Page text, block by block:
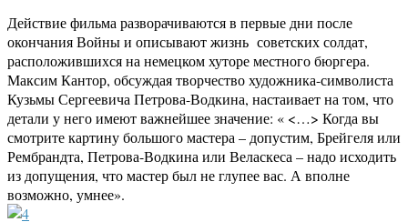
Действие фильма разворачиваются в первые дни после
окончания Войны и описывают жизнь советских солдат,
расположившихся на немецком хуторе местного бюргера.
Максим Кантор, обсуждая творчество художника-символиста
Кузьмы Сергеевича Петрова-Водкина, настаивает на том, что
детали у него имеют важнейшее значение: « <…> Когда вы
смотрите картину большого мастера – допустим, Брейгеля или
Рембрандта, Петрова-Водкина или Веласкеса – надо исходить
из допущения, что мастер был не глупее вас. А вполне
возможно, умнее».